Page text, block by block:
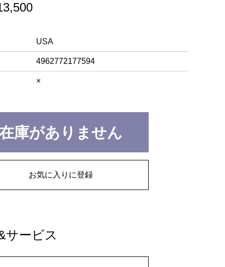
USA
4962772177594
×
庫がありません
お気に入りに登録
サービス